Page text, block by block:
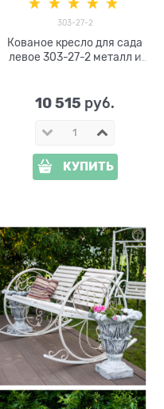
303-27-2
Кованое кресло для сада
левое 303-27-2 металл и
10 515 руб.
КУПИТЬ